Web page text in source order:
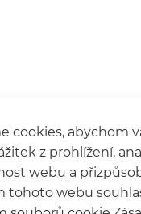
cookies, abychom
z prohlížení,
webu a
tohoto webu